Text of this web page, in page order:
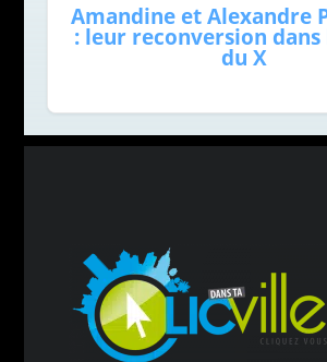
Amandine et Alexandre
: leur reconversion dans
du X